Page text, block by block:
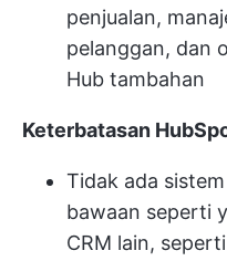
penjualan,
pelanggan, dan
Hub tambahan
Keterbatasan
Tidak ada
bawaan seperti
CRM lain,